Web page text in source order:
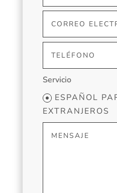
Servicio
ESPAÑOL
EXTRANJEROS